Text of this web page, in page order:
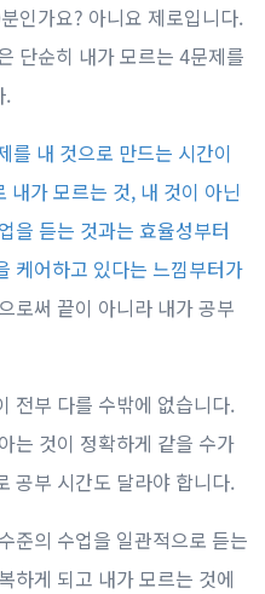
인가요? 아니요 제로입니다.
단순히 내가 모르는 4문제를
.
를 내 것으로 만드는 시간이
가 모르는 것, 내 것이 아닌
을 듣는 것과는 효율성부터
케어하고 있다는 느낌부터가
로써 끝이 아니라 내가 공부
전부 다를 수밖에 없습니다.
는 것이 정확하게 같을 수가
공부 시간도 달라야 합니다.
준의 수업을 일관적으로 듣는
하게 되고 내가 모르는 것에